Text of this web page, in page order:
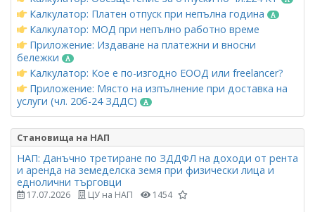
Калкулатор: Платен отпуск при непълна година
Калкулатор: МОД при непълно работно време
Приложение: Издаване на платежни и вносни
бележки
Калкулатор: Кое е по-изгодно ЕООД или freelancer?
Приложение: Място на изпълнение при доставка на
услуги (чл. 20б-24 ЗДДС)
Становища на НАП
НАП: Данъчно третиране по ЗДДФЛ на доходи от рента
и аренда на земеделска земя при физически лица и
еднолични търговци
17.07.2026 ЦУ на НАП 1454